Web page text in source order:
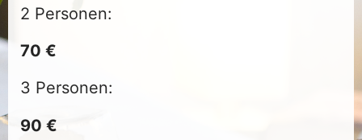
2 Personen:
70 €
3 Personen:
90 €